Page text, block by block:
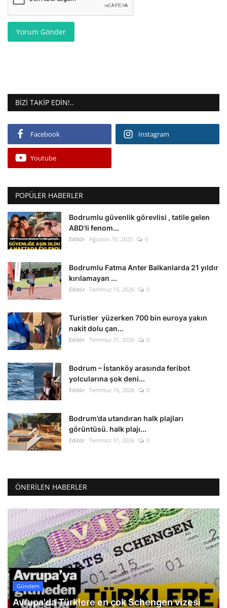
Yorum Gönder
BIZI TAKIP EDIN!..
Facebook Instagram
Youtube
POPÜLER HABERLER
Bodrumlu güvenlik görevlisi , tatile gelen
ABD’li fenom...
Editör Ağustos 10, 2025 0
Bodrumlu Fatma Anter Balkanlarda 21 yıldır
kırılamayan ...
Editör Temmuz 15, 2026 0
Turistler yüzerken 700 bin euroya yakın
nakit dolu çan...
Editör Temmuz 31, 2026 0
Bodrum – İstanköy arasında feribot
yolcularına şok deni...
Editör Temmuz 16, 2026 0
Bodrum’da utandıran halk plajları
görüntüsü. halk plajı...
Editör Temmuz 31, 2026 0
ÖNERILEN HABERLER
Gündem
Avrupa'da Türklere en çok Schengen vizesi